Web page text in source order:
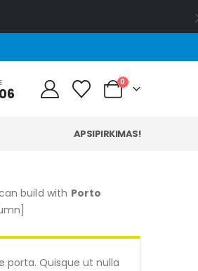
0
APSIPIRKIMAS!
build with Porto
porta. Quisque ut nulla